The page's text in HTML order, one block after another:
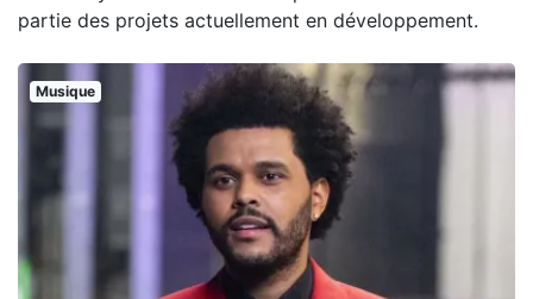
partie des projets actuellement en développement.
Musique